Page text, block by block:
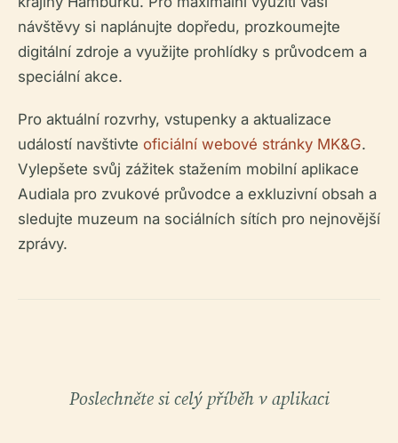
návštěvy si naplánujte dopředu, prozkoumejte
digitální zdroje a využijte prohlídky s průvodcem a
speciální akce.
Pro aktuální rozvrhy, vstupenky a aktualizace
událostí navštivte oficiální webové stránky MK&G.
Vylepšete svůj zážitek stažením mobilní aplikace
Audiala pro zvukové průvodce a exkluzivní obsah a
sledujte muzeum na sociálních sítích pro nejnovější
zprávy.
Poslechněte si celý příběh v aplikaci